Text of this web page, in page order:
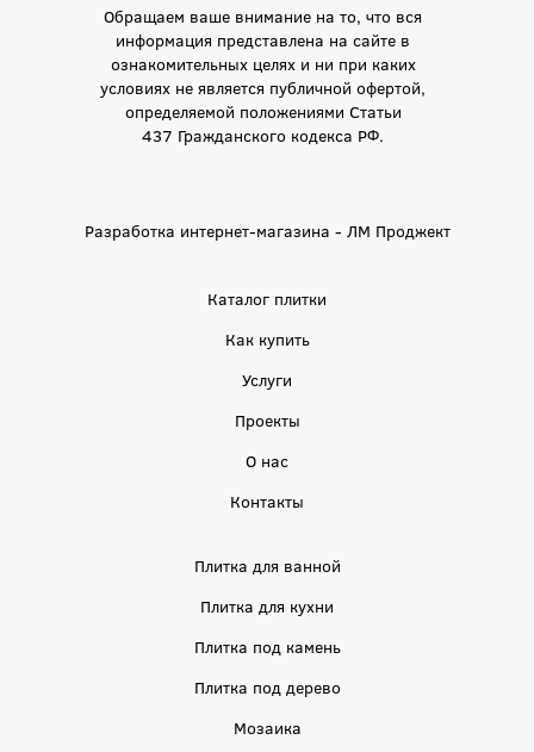
Обращаем ваше внимание на то, что вся
информация представлена на сайте в
ознакомительных целях и ни при каких
условиях не является публичной офертой,
определяемой положениями Статьи
437 Гражданского кодекса РФ.
Разработка интернет-магазина - ЛМ Проджект
Каталог плитки
Как купить
Услуги
Проекты
О нас
Контакты
Плитка для ванной
Плитка для кухни
Плитка под камень
Плитка под дерево
Мозаика